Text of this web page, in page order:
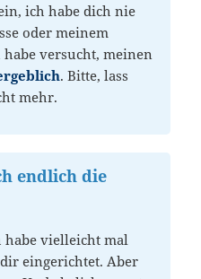
ich habe dich nie
oder meinem
versucht, meinen
. Bitte, lass
mehr.
endlich die
habe vielleicht mal
eingerichtet. Aber